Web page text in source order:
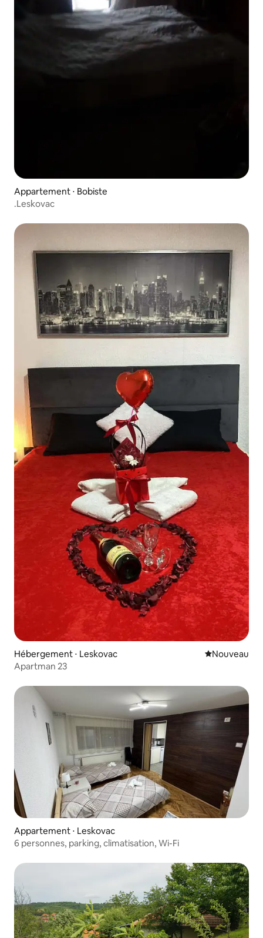
Appartement ⋅ Bobiste
.Leskovac
Hébergement ⋅ Leskovac Nouvel
Nouveau
Apartman 23
Appartement ⋅ Leskovac
6 personnes, parking, climatisation, Wi-Fi